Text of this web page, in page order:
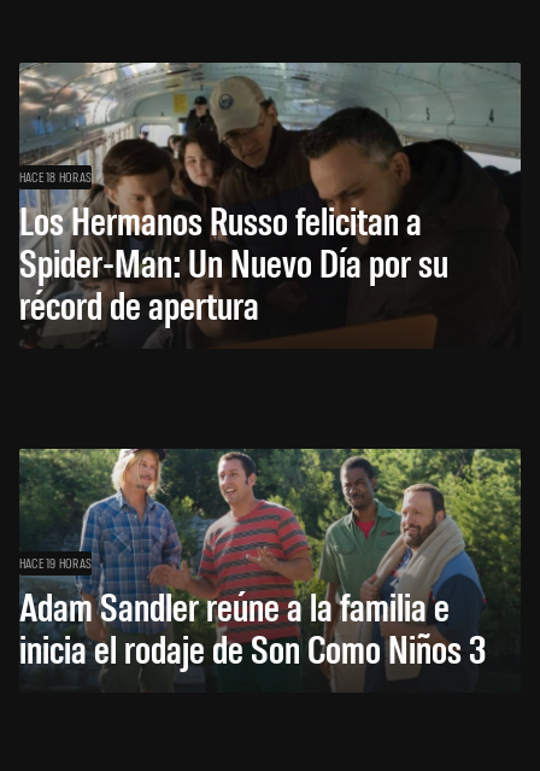
HACE 18 HORAS
Los Hermanos Russo felicitan a
Spider-Man: Un Nuevo Día por su
récord de apertura
HACE 19 HORAS
Adam Sandler reúne a la familia e
inicia el rodaje de Son Como Niños 3